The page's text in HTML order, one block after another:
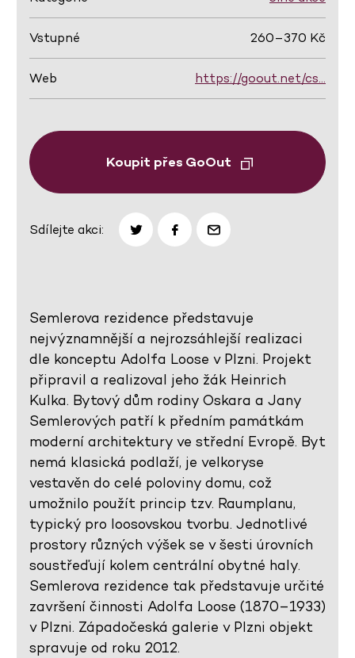
Vstupné 260–370 Kč
Web https://goout.net/cs…
Koupit přes GoOut
Sdílejte akci:
Semlerova rezidence představuje
nejvýznamnější a nejrozsáhlejší realizaci
dle konceptu Adolfa Loose v Plzni. Projekt
připravil a realizoval jeho žák Heinrich
Kulka. Bytový dům rodiny Oskara a Jany
Semlerových patří k předním památkám
moderní architektury ve střední Evropě. Byt
nemá klasická podlaží, je velkoryse
vestavěn do celé poloviny domu, což
umožnilo použít princip tzv. Raumplanu,
typický pro loosovskou tvorbu. Jednotlivé
prostory různých výšek se v šesti úrovních
soustřeďují kolem centrální obytné haly.
Semlerova rezidence tak představuje určité
završení činnosti Adolfa Loose (1870–1933)
v Plzni. Západočeská galerie v Plzni objekt
spravuje od roku 2012.